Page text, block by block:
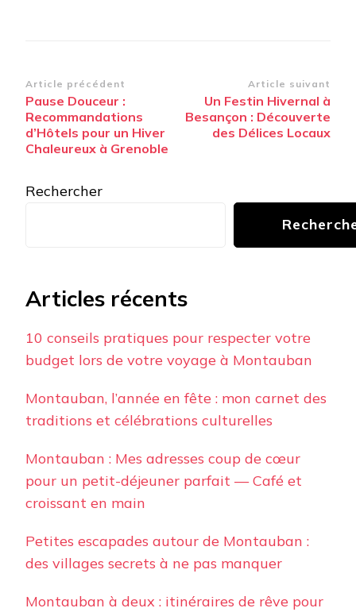
Navigation
d’article
Article précédent
Pause Douceur :
Recommandations
d’Hôtels pour un Hiver
Chaleureux à Grenoble
Article suivant
Un Festin Hivernal à
Besançon : Découverte
des Délices Locaux
Rechercher
Articles récents
10 conseils pratiques pour respecter votre
budget lors de votre voyage à Montauban
Montauban, l’année en fête : mon carnet des
traditions et célébrations culturelles
Montauban : Mes adresses coup de cœur
pour un petit-déjeuner parfait — Café et
croissant en main
Petites escapades autour de Montauban :
des villages secrets à ne pas manquer
Montauban à deux : itinéraires de rêve pour